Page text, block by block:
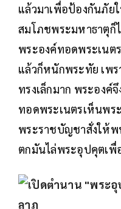
แล้วมาเพื่อป้องกันภัย
สมโภชพระมหาธาตุก็
พระองค์ทอดพระเนต
แล้วก็หนักพระทัย เพ
ทรงเล็กมาก พระองค์
ทอดพระเนตรเห็นพ
พระราชบัญชาสั่งให้พ
ตกมันไล่พระอุปคุตเ